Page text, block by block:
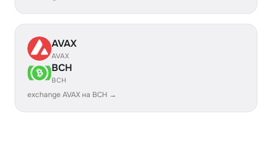
AVAX
AVAX
BCH
BCH
exchange AVAX на BCH →